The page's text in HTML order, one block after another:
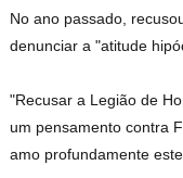
No ano passado,
denunciar a "atitude
"Recusar a Legião de
um pensamento contra
amo profundamente